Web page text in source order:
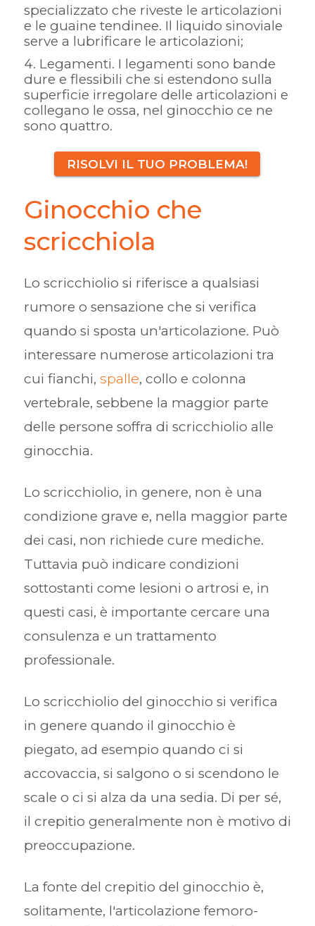
specializzato che riveste le articolazioni
e le guaine tendinee. Il liquido sinoviale
serve a lubrificare le articolazioni;
Legamenti. I legamenti sono bande
dure e flessibili che si estendono sulla
superficie irregolare delle articolazioni e
collegano le ossa, nel ginocchio ce ne
sono quattro.
RISOLVI IL TUO PROBLEMA!
Ginocchio che
scricchiola
Lo scricchiolio si riferisce a qualsiasi
rumore o sensazione che si verifica
quando si sposta un'articolazione. Può
interessare numerose articolazioni tra
cui fianchi, spalle, collo e colonna
vertebrale, sebbene la maggior parte
delle persone soffra di scricchiolio alle
ginocchia.
Lo scricchiolio, in genere, non è una
condizione grave e, nella maggior parte
dei casi, non richiede cure mediche.
Tuttavia può indicare condizioni
sottostanti come lesioni o artrosi e, in
questi casi, è importante cercare una
consulenza e un trattamento
professionale.
Lo scricchiolio del ginocchio si verifica
in genere quando il ginocchio è
piegato, ad esempio quando ci si
accovaccia, si salgono o si scendono le
scale o ci si alza da una sedia. Di per sé,
il crepitio generalmente non è motivo di
preoccupazione.
La fonte del crepitio del ginocchio è,
solitamente, l'articolazione femoro-